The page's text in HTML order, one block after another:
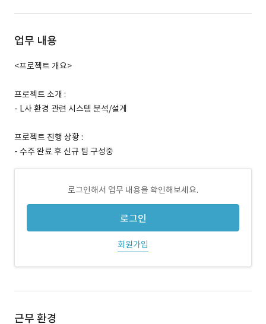
업무 내용
<프로젝트 개요>
프로젝트 소개 :
- L사 환경 관련 시스템 분석/설계
프로젝트 진행 상황 :
- 수주 완료 후 신규 팀 구성중
로그인해서 업무 내용을 확인해보세요.
로그인
회원가입
근무 환경